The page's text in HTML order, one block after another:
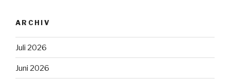
ARCHIV
Juli 2026
Juni 2026